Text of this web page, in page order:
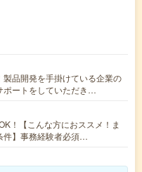
品開発を手掛けている企業の
ポートをしていただき…
！【こんな方におススメ！ま
件】事務経験者必須…